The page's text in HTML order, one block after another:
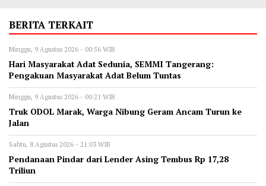
BERITA TERKAIT
Minggu, 9 Agustus 2026 - 00:56 WIB
Hari Masyarakat Adat Sedunia, SEMMI Tangerang:
Pengakuan Masyarakat Adat Belum Tuntas
Minggu, 9 Agustus 2026 - 00:21 WIB
Truk ODOL Marak, Warga Nibung Geram Ancam Turun ke
Jalan
Sabtu, 8 Agustus 2026 - 21:03 WIB
Pendanaan Pindar dari Lender Asing Tembus Rp 17,28
Triliun